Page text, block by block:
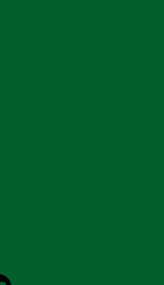
entscheidet sich